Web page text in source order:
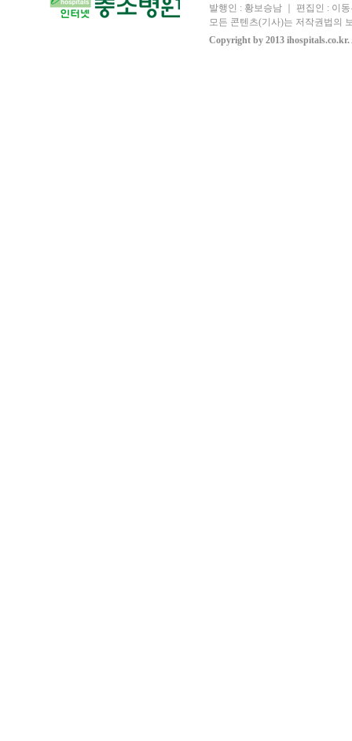
발행인 : 황보승남 ｜ 편집인 : 이
모든 콘텐츠(기사)는 저작권법의
Copyright by 2013 ihospitals.co.kr.